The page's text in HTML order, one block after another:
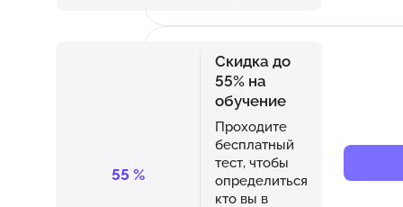
55 %
Скидка до
55% на
обучение
Проходите
бесплатный
тест, чтобы
определиться
кто вы в